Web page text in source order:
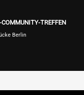
COMMUNITY-TREFFEN
Berlin